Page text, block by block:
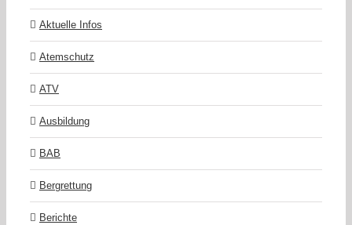
Aktuelle Infos
Atemschutz
ATV
Ausbildung
BAB
Bergrettung
Berichte